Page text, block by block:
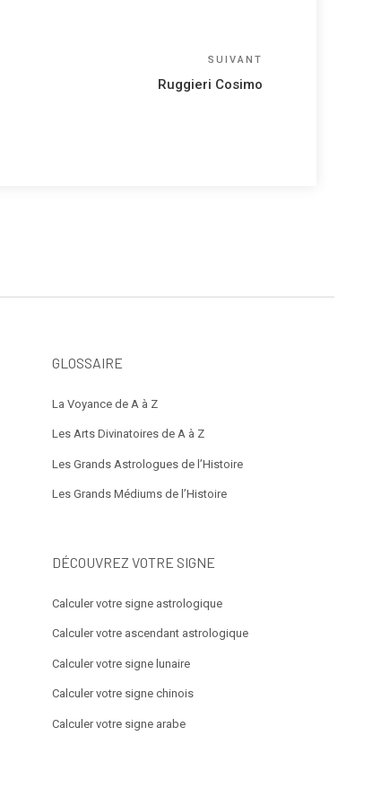
SUIVANT
Ruggieri Cosimo
GLOSSAIRE
La Voyance de A à Z
Les Arts Divinatoires de A à Z
Les Grands Astrologues de l’Histoire
Les Grands Médiums de l’Histoire
DÉCOUVREZ VOTRE SIGNE
Calculer votre signe astrologique
Calculer votre ascendant astrologique
Calculer votre signe lunaire
Calculer votre signe chinois
Calculer votre signe arabe